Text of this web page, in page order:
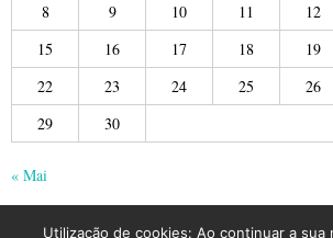
8
9 10 11 12
15
16 17 18 19
22
23 24 25 26
29
30
« Mai
Utilização de cookies: Ao continuar a sua